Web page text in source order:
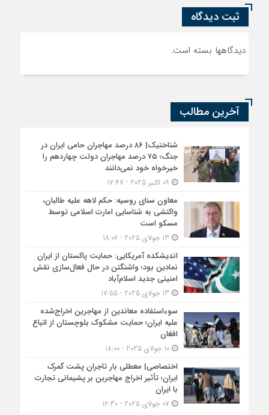
ثبت دیدگاه
دیدگاهها بسته است.
آخرین مطالب
شناختیک| ۸۶ درصد مهاجران حامی ایران در
جنگ؛ ۷۵ درصد مهاجران دولت چهاردهم را
خیرخواه خود نمی‌دانند
معاون سنای روسیه: حکم لاهه علیه طالبان،
واکنشی به شناسایی امارت اسلامی توسط
مسکو است
اندیشکده آمریکایی: حمایت پاکستان از ایران
نمادین بود؛ واشنگتن در حال فعال‌سازی نقش
امنیتی جدید اسلام‌آباد
سوءاستفاده معاندین از مهاجرین اخراج‌شده
علیه ایران؛ حمایت مشکوک بلوچستان از اتباع
افغان
10 جولای 2025 - 18:00
اختصاصی| معطلی بار تاجران پشت گمرک
ایران؛ تأثیر اخراج مهاجرین بر پشیمانی تجارت
با ایران